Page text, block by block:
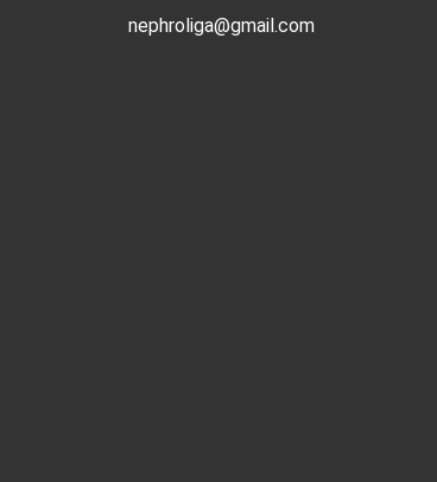
nephroliga@gmail.com